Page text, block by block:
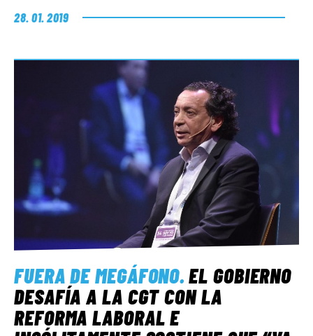
28. 01. 2019
FUERA DE MEGÁFONO. EL GOBIERNO
DESAFÍA A LA CGT CON LA
REFORMA LABORAL E